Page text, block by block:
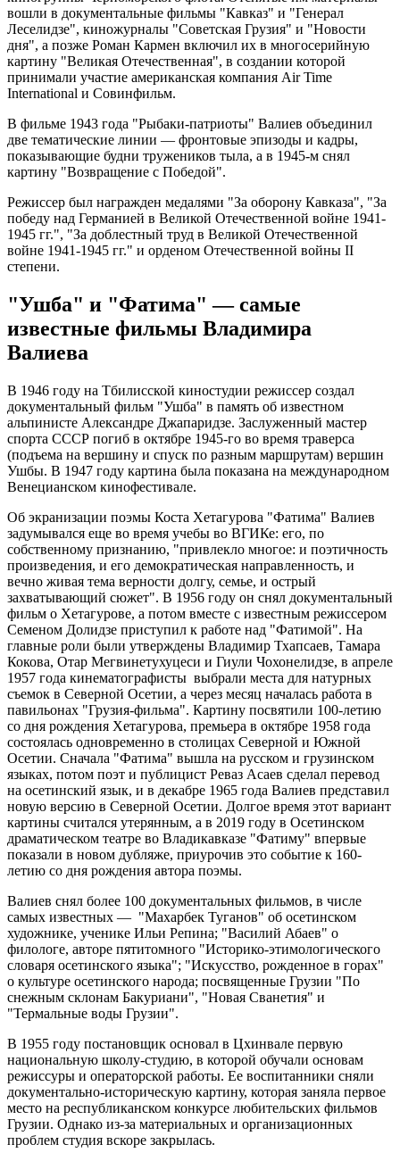
вошли в документальные фильмы "Кавказ" и "Генерал
Леселидзе", киножурналы "Советская Грузия" и "Новости
дня", а позже Роман Кармен включил их в многосерийную
картину "Великая Отечественная", в создании которой
принимали участие американская компания Air Time
International и Совинфильм.
В фильме 1943 года "Рыбаки-патриоты" Валиев объединил
две тематические линии — фронтовые эпизоды и кадры,
показывающие будни тружеников тыла, а в 1945-м снял
картину "Возвращение с Победой".
Режиссер был награжден медалями "За оборону Кавказа", "За
победу над Германией в Великой Отечественной войне 1941-
1945 гг.", "За доблестный труд в Великой Отечественной
войне 1941-1945 гг." и орденом Отечественной войны II
степени.
"Ушба" и "Фатима" — самые
известные фильмы Владимира
Валиева
В 1946 году на Тбилисской киностудии режиссер создал
документальный фильм "Ушба" в память об известном
альпинисте Александре Джапаридзе. Заслуженный мастер
спорта СССР погиб в октябре 1945-го во время траверса
(подъема на вершину и спуск по разным маршрутам) вершин
Ушбы. В 1947 году картина была показана на международном
Венецианском кинофестивале.
Об экранизации поэмы Коста Хетагурова "Фатима" Валиев
задумывался еще во время учебы во ВГИКе: его, по
собственному признанию, "привлекло многое: и поэтичность
произведения, и его демократическая направленность, и
вечно живая тема верности долгу, семье, и острый
захватывающий сюжет". В 1956 году он снял документальный
фильм о Хетагурове, а потом вместе с известным режиссером
Семеном Долидзе приступил к работе над "Фатимой". На
главные роли были утверждены Владимир Тхапсаев, Тамара
Кокова, Отар Мегвинетухуцеси и Гиули Чохонелидзе, в апреле
1957 года кинематографисты выбрали места для натурных
съемок в Северной Осетии, а через месяц началась работа в
павильонах "Грузия-фильма". Картину посвятили 100-летию
со дня рождения Хетагурова, премьера в октябре 1958 года
состоялась одновременно в столицах Северной и Южной
Осетии. Сначала "Фатима" вышла на русском и грузинском
языках, потом поэт и публицист Реваз Асаев сделал перевод
на осетинский язык, и в декабре 1965 года Валиев представил
новую версию в Северной Осетии. Долгое время этот вариант
картины считался утерянным, а в 2019 году в Осетинском
драматическом театре во Владикавказе "Фатиму" впервые
показали в новом дубляже, приурочив это событие к 160-
летию со дня рождения автора поэмы.
Валиев снял более 100 документальных фильмов, в числе
самых известных — "Махарбек Туганов" об осетинском
художнике, ученике Ильи Репина; "Василий Абаев" о
филологе, авторе пятитомного "Историко-этимологического
словаря осетинского языка"; "Искусство, рожденное в горах"
о культуре осетинского народа; посвященные Грузии "По
снежным склонам Бакуриани", "Новая Сванетия" и
"Термальные воды Грузии".
В 1955 году постановщик основал в Цхинвале первую
национальную школу-студию, в которой обучали основам
режиссуры и операторской работы. Ее воспитанники сняли
документально-историческую картину, которая заняла первое
место на республиканском конкурсе любительских фильмов
Грузии. Однако из-за материальных и организационных
проблем студия вскоре закрылась.